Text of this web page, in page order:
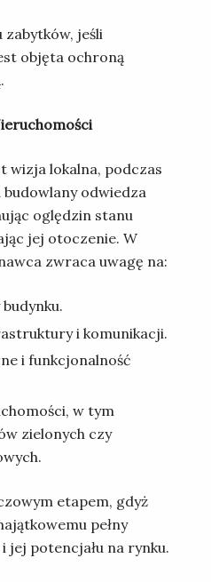
jeśli
objęta ochroną
wizja lokalna, podczas
odwiedza
oględzin stanu
jej otoczenie. W
zwraca uwagę na:
i komunikacji.
i funkcjonalność
w tym
zielonych czy
etapem, gdyż
pełny
jej potencjału na rynku.